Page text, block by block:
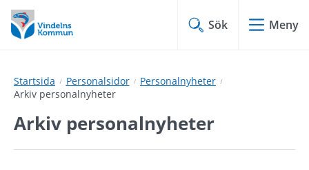
Hoppa
till
innehåll
Hoppa
till
undermeny
Sök Meny
Startsida Personalsidor
Personalnyheter
Arkiv personalnyheter
Arkiv personalnyheter